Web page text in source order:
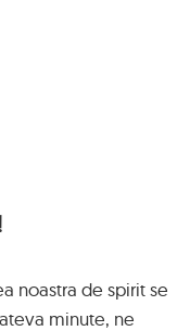
noastra de spirit se
minute, ne